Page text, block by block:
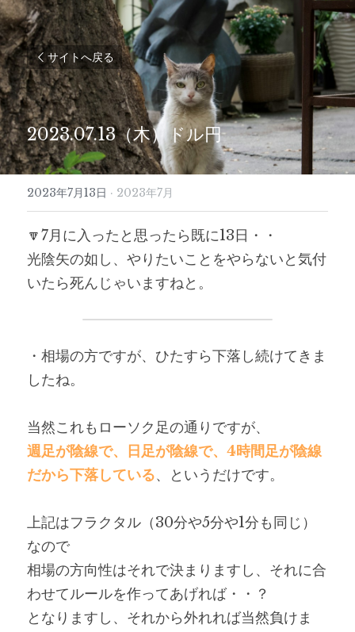
サイトへ戻る
2023.07.13（木）ドル円
2023年7月13日 · 2023年7月
🔽7月に入ったと思ったら既に13日・・
光陰矢の如し、やりたいことをやらないと気付
いたら死んじゃいますねと。
・相場の方ですが、ひたすら下落し続けてきま
したね。
当然これもローソク足の通りですが、
週足が陰線で、日足が陰線で、4時間足が陰線
だから下落している、というだけです。
上記はフラクタル（30分や5分や1分も同じ）
なので
相場の方向性はそれで決まりますし、それに合
わせてルールを作ってあげれば・・？
となりますし、それから外れれば当然負けま